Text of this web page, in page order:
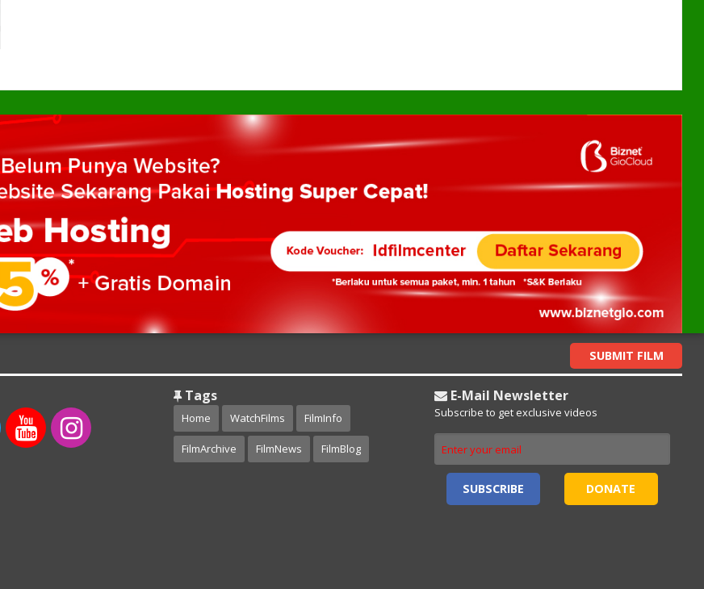
SUBMIT FILM
Tags
Home WatchFilms FilmInfo
FilmArchive FilmNews FilmBlog
E-Mail Newsletter
Subscribe to get exclusive videos
SUBSCRIBE DONATE